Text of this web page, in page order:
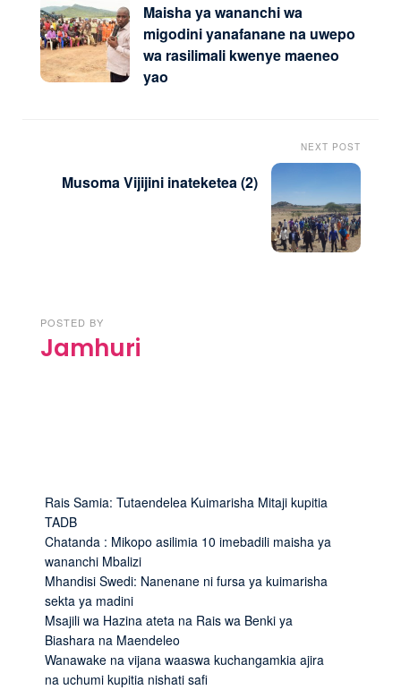
Maisha ya wananchi wa
migodini yanafanane na uwepo
wa rasilimali kwenye maeneo
yao
NEXT POST
Musoma Vijijini inateketea (2)
POSTED BY
Jamhuri
Rais Samia: Tutaendelea Kuimarisha Mitaji kupitia
TADB
Chatanda : Mikopo asilimia 10 imebadili maisha ya
wananchi Mbalizi
Mhandisi Swedi: Nanenane ni fursa ya kuimarisha
sekta ya madini
Msajili wa Hazina ateta na Rais wa Benki ya
Biashara na Maendeleo
Wanawake na vijana waaswa kuchangamkia ajira
na uchumi kupitia nishati safi